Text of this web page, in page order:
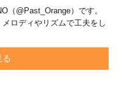
（@Past_Orange）です。
ロディやリズムで工夫をし